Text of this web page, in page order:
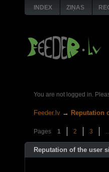
INDEX ZIŅAS
You are not logged in.
Feeder.lv → Reputation
Pages 1 2 3
Reputation of the user